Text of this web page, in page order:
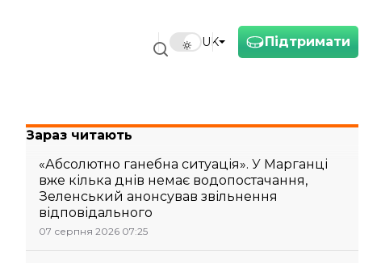
Підтримати
UK
Зараз читають
«Абсолютно ганебна ситуація». У Марганці
вже кілька днів немає водопостачання,
Зеленський анонсував звільнення
відповідального
07 серпня 2026 07:25